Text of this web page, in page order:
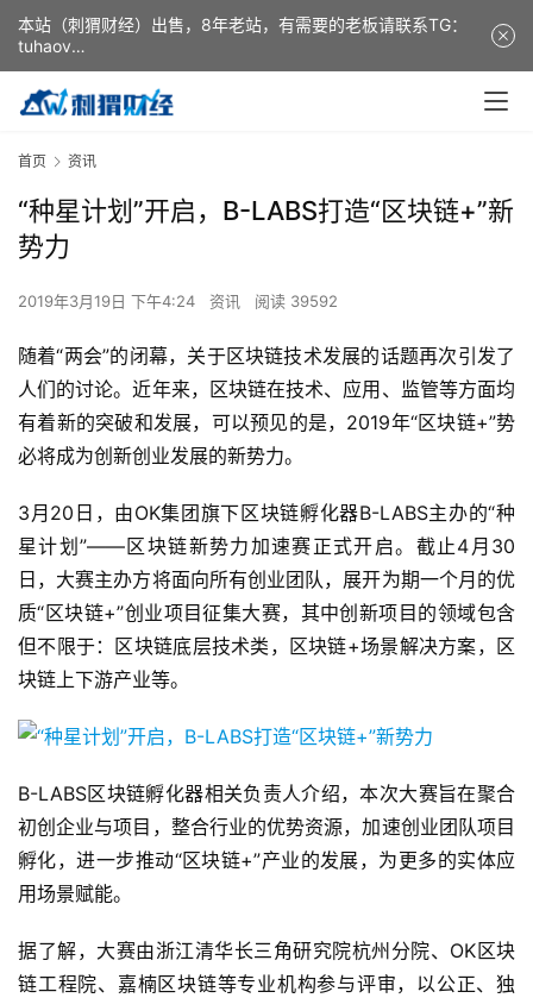
首页 资讯
“种星计划”开启，B-LABS打造“区块链+”新
势力
2019年3月19日 下午4:24 资讯 阅读 39592
随着“两会”的闭幕，关于区块链技术发展的话题再次引发了
人们的讨论。近年来，区块链在技术、应用、监管等方面均
有着新的突破和发展，可以预见的是，2019年“区块链+”势
必将成为创新创业发展的新势力。
3月20日，由OK集团旗下区块链孵化器B-LABS主办的“种
星计划”——区块链新势力加速赛正式开启。截止4月30
日，大赛主办方将面向所有创业团队，展开为期一个月的优
质“区块链+”创业项目征集大赛，其中创新项目的领域包含
但不限于：区块链底层技术类，区块链+场景解决方案，区
块链上下游产业等。
B-LABS区块链孵化器相关负责人介绍，本次大赛旨在聚合
初创企业与项目，整合行业的优势资源，加速创业团队项目
孵化，进一步推动“区块链+”产业的发展，为更多的实体应
用场景赋能。
据了解，大赛由浙江清华长三角研究院杭州分院、OK区块
链工程院、嘉楠区块链等专业机构参与评审，以公正、独
本站（刺猬财经）出售，8年老站，有需要的老板请联系TG：
tuhaov
This website (ciweicaijing) is for sale. It is a 8-year-old
website. If you need it, please contact TG: tuhaov